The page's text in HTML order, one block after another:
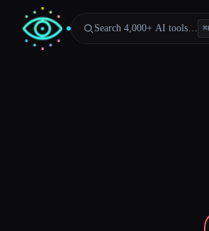
Search 4,000+ AI tools… ⌘